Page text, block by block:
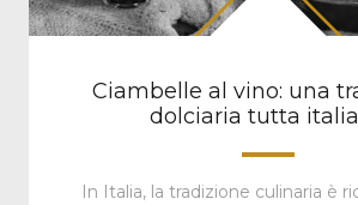
Ciambelle al vino: una
dolciaria tutta
In Italia, la tradizione culinaria è